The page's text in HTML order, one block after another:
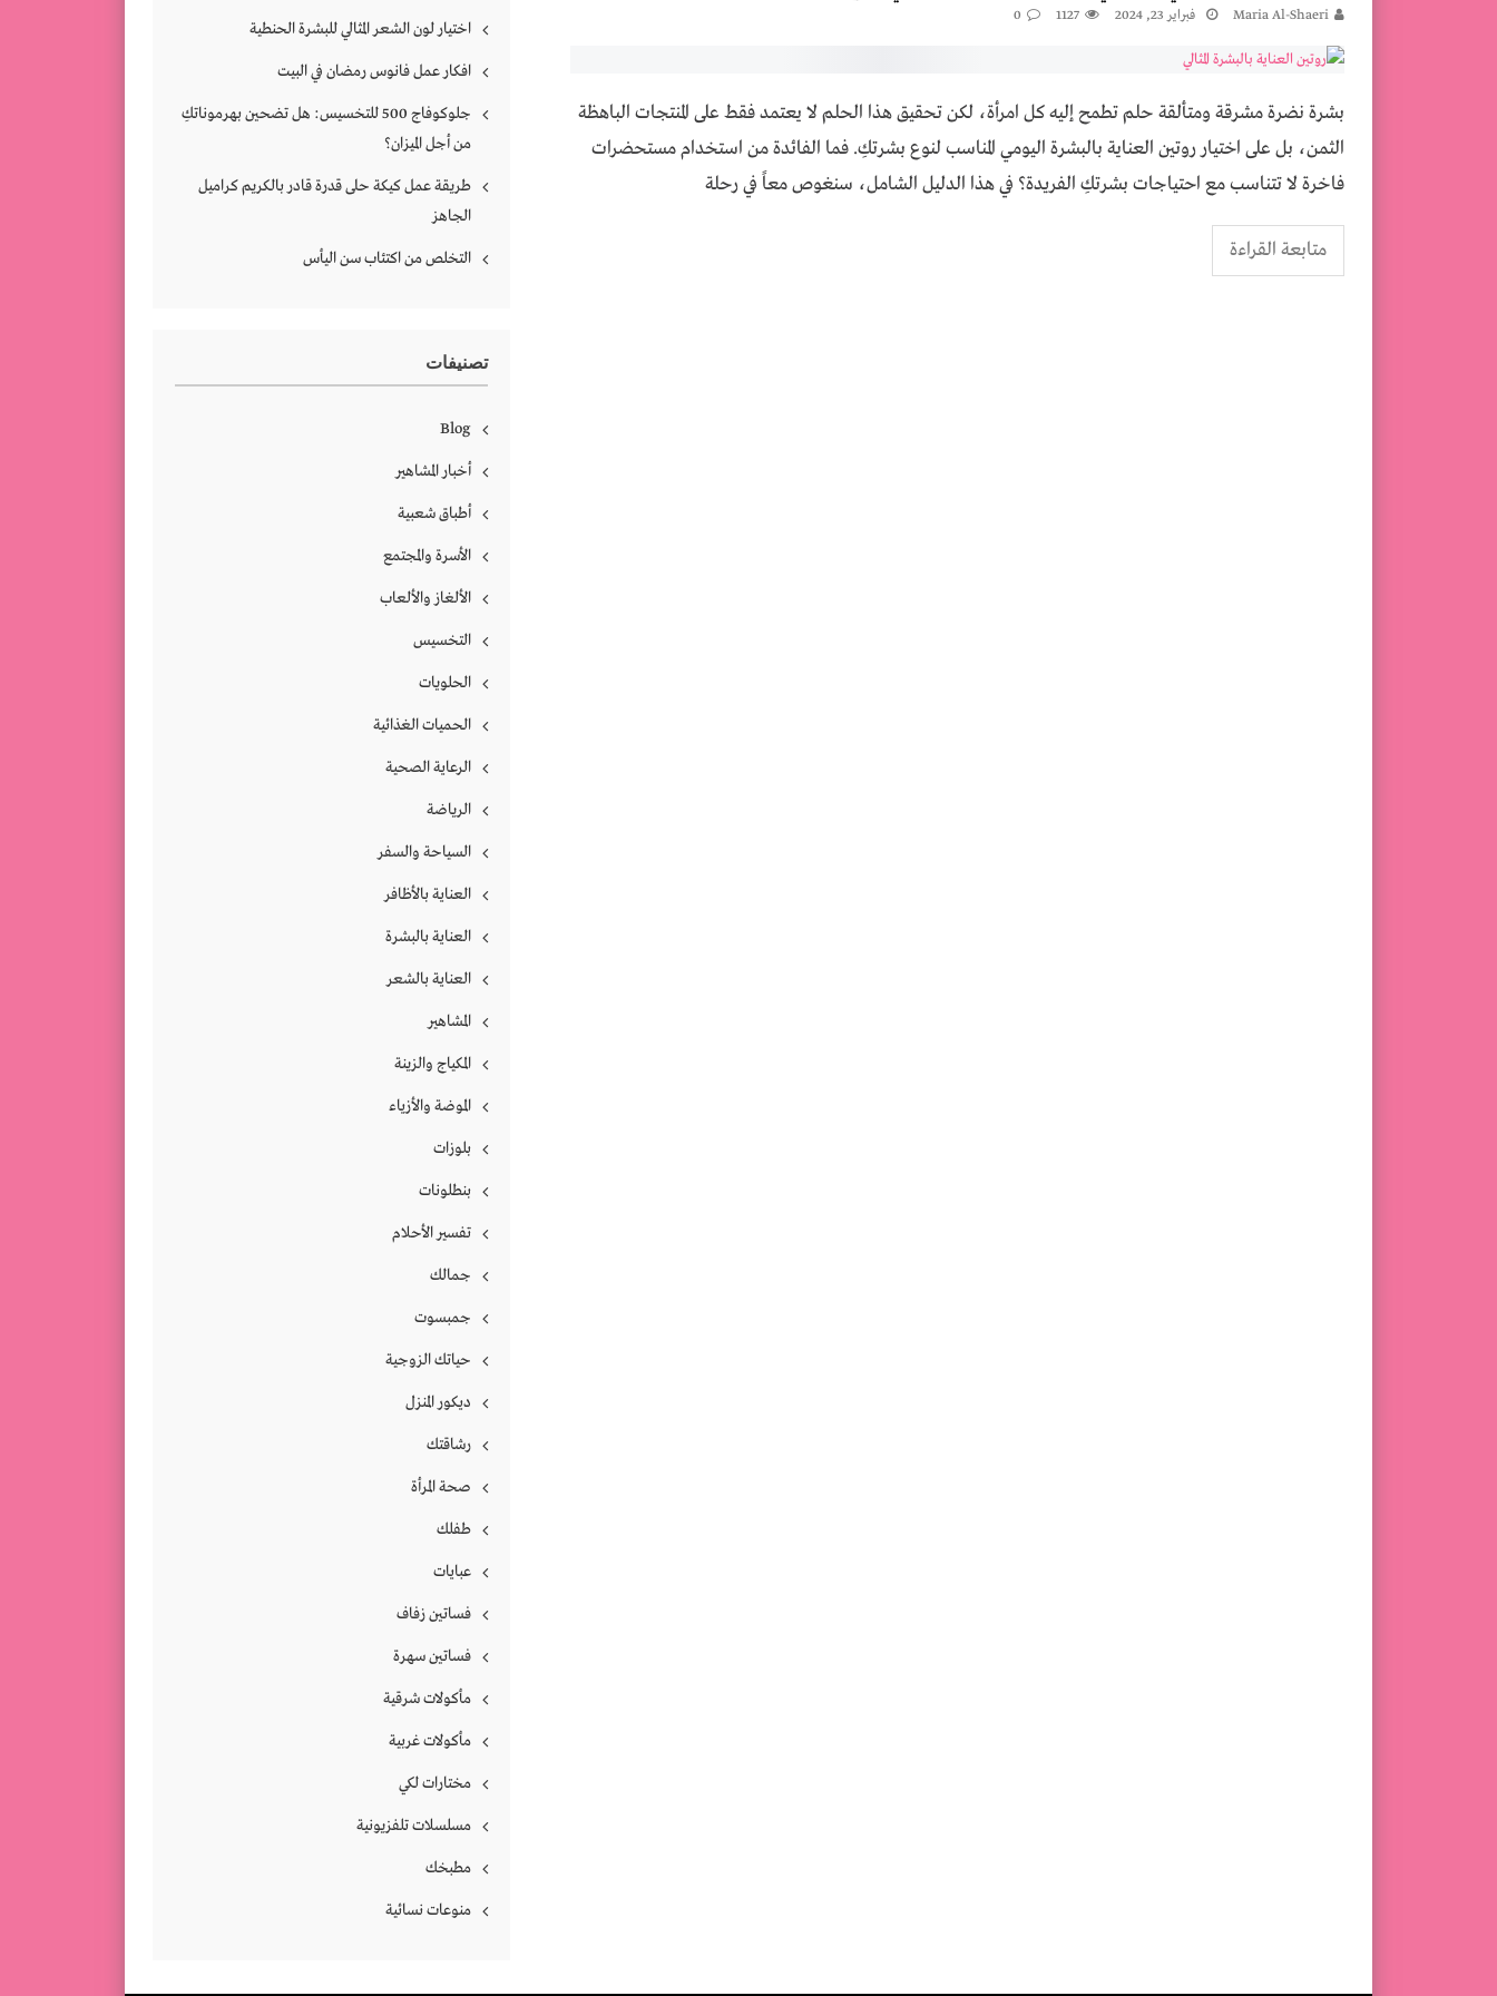
تخطي ما بعد الولادة القيصرية ـ العناية بالجرح والدعم النفسي
Maria Al-Shaeri فبراير 23, 2024 1127
0
بشرة نضرة مشرقة ومتألقة حلم تطمح إليه كل امرأة، لكن تحقيق هذا الحلم لا يعتمد فقط على المنتجات الباهظة
الثمن، بل على اختيار روتين العناية بالبشرة اليومي المناسب لنوع بشرتكِ. فما الفائدة من استخدام مستحضرات
فاخرة لا تتناسب مع احتياجات بشرتكِ الفريدة؟ في هذا الدليل الشامل، سنغوص معاً في رحلة
متابعة القراءة
اختيار لون الشعر المثالي للبشرة الحنطية
افكار عمل فانوس رمضان في البيت
جلوكوفاج 500 للتخسيس: هل تضحين بهرموناتكِ
من أجل الميزان؟
طريقة عمل كيكة حلى قدرة قادر بالكريم كراميل
الجاهز
التخلص من اكتئاب سن اليأس
تصنيفات
Blog
أخبار المشاهير
أطباق شعبية
الأسرة والمجتمع
الألغاز والألعاب
التخسيس
الحلويات
الحميات الغذائية
الرعاية الصحية
الرياضة
السياحة والسفر
العناية بالأظافر
العناية بالبشرة
العناية بالشعر
المشاهير
المكياج والزينة
الموضة والأزياء
بلوزات
بنطلونات
تفسير الأحلام
جمالك
جمبسوت
حياتك الزوجية
ديكور المنزل
رشاقتك
صحة المرأة
طفلك
عبايات
فساتين زفاف
فساتين سهرة
مأكولات شرقية
مأكولات غربية
مختارات لكي
مسلسلات تلفزيونية
مطبخك
منوعات نسائية